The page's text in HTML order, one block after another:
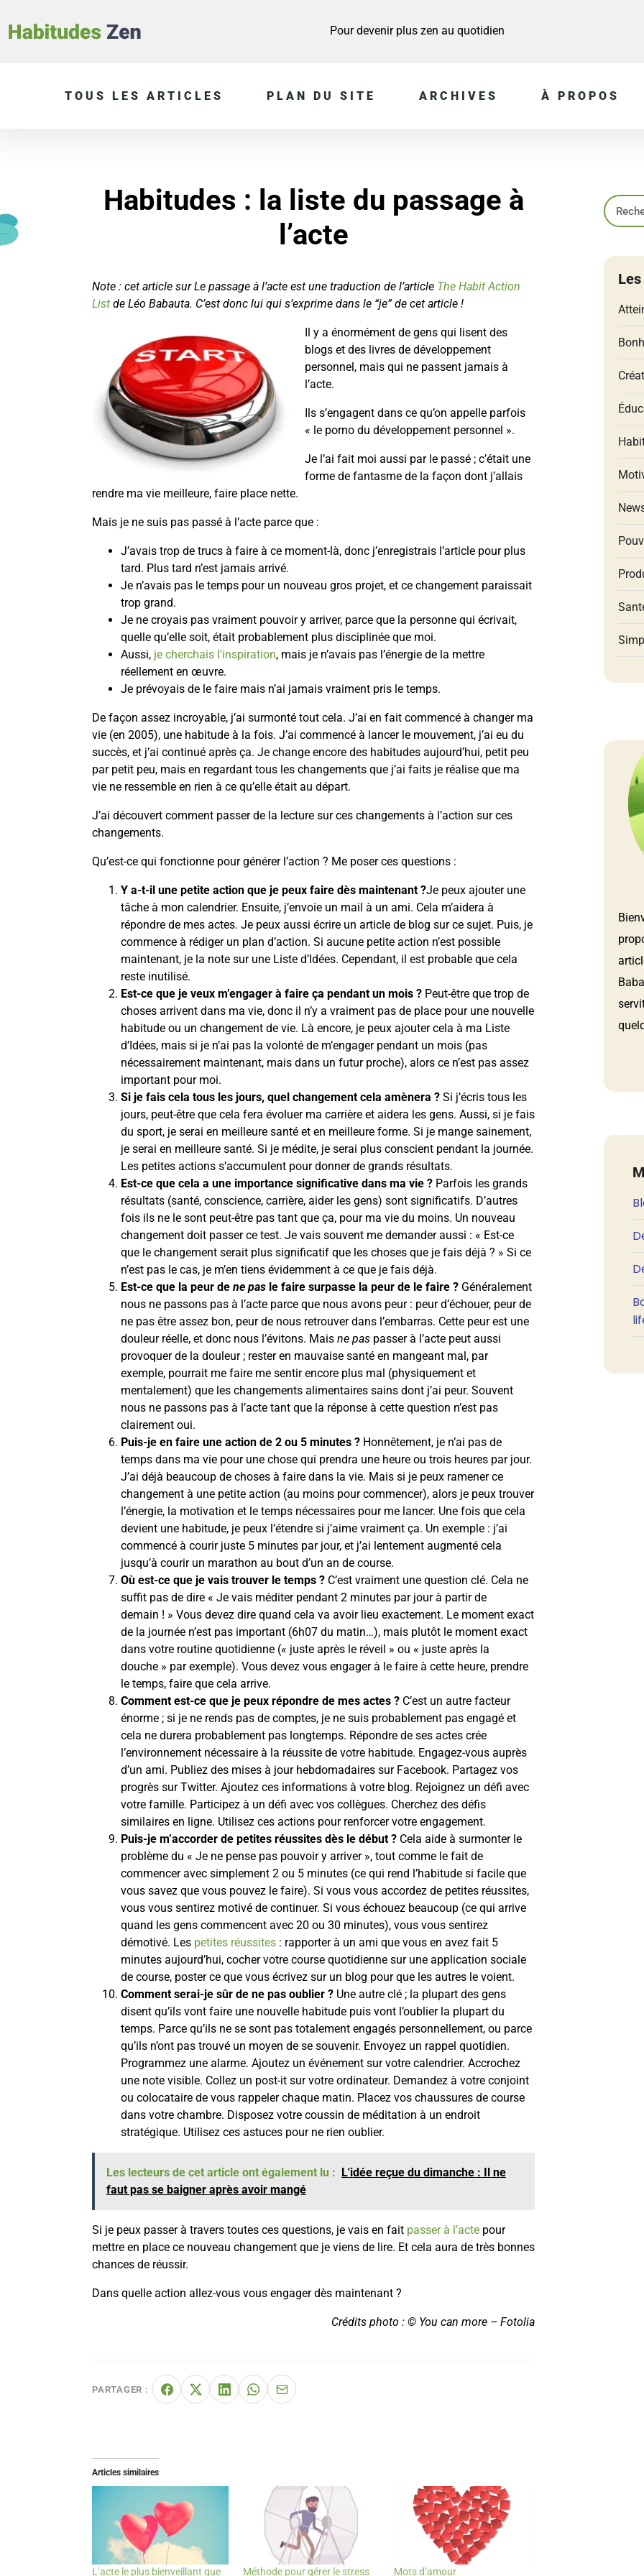
Pour devenir plus zen au quotidien
TOUS LES ARTICLES PLAN DU SITE ARCHIVES À PROPOS
Habitudes : la liste du passage à
l’acte
Note : cet article sur Le passage à l’acte est une traduction de l’article The Habit Action
List de Léo Babauta. C’est donc lui qui s’exprime dans le “je” de cet article !
Il y a énormément de gens qui lisent des
blogs et des livres de développement
personnel, mais qui ne passent jamais à
l’acte.
Ils s’engagent dans ce qu’on appelle parfois
« le porno du développement personnel ».
Je l’ai fait moi aussi par le passé ; c’était une
forme de fantasme de la façon dont j’allais
rendre ma vie meilleure, faire place nette.
Mais je ne suis pas passé à l’acte parce que :
J’avais trop de trucs à faire à ce moment-là, donc j’enregistrais l’article pour plus
tard. Plus tard n’est jamais arrivé.
Je n’avais pas le temps pour un nouveau gros projet, et ce changement paraissait
trop grand.
Je ne croyais pas vraiment pouvoir y arriver, parce que la personne qui écrivait,
quelle qu’elle soit, était probablement plus disciplinée que moi.
Aussi, je cherchais l’inspiration, mais je n’avais pas l’énergie de la mettre
réellement en œuvre.
Je prévoyais de le faire mais n’ai jamais vraiment pris le temps.
De façon assez incroyable, j’ai surmonté tout cela. J’ai en fait commencé à changer ma
vie (en 2005), une habitude à la fois. J’ai commencé à lancer le mouvement, j’ai eu du
succès, et j’ai continué après ça. Je change encore des habitudes aujourd’hui, petit peu
par petit peu, mais en regardant tous les changements que j’ai faits je réalise que ma
vie ne ressemble en rien à ce qu’elle était au départ.
J’ai découvert comment passer de la lecture sur ces changements à l’action sur ces
changements.
Qu’est-ce qui fonctionne pour générer l’action ? Me poser ces questions :
Y a-t-il une petite action que je peux faire dès maintenant ?Je peux ajouter une
tâche à mon calendrier. Ensuite, j’envoie un mail à un ami. Cela m’aidera à
répondre de mes actes. Je peux aussi écrire un article de blog sur ce sujet. Puis, je
commence à rédiger un plan d’action. Si aucune petite action n’est possible
maintenant, je la note sur une Liste d’Idées. Cependant, il est probable que cela
reste inutilisé.
Est-ce que je veux m’engager à faire ça pendant un mois ? Peut-être que trop de
choses arrivent dans ma vie, donc il n’y a vraiment pas de place pour une nouvelle
habitude ou un changement de vie. Là encore, je peux ajouter cela à ma Liste
d’Idées, mais si je n’ai pas la volonté de m’engager pendant un mois (pas
nécessairement maintenant, mais dans un futur proche), alors ce n’est pas assez
important pour moi.
Si je fais cela tous les jours, quel changement cela amènera ? Si j’écris tous les
jours, peut-être que cela fera évoluer ma carrière et aidera les gens. Aussi, si je fais
du sport, je serai en meilleure santé et en meilleure forme. Si je mange sainement,
je serai en meilleure santé. Si je médite, je serai plus conscient pendant la journée.
Les petites actions s’accumulent pour donner de grands résultats.
Est-ce que cela a une importance significative dans ma vie ? Parfois les grands
résultats (santé, conscience, carrière, aider les gens) sont significatifs. D’autres
fois ils ne le sont peut-être pas tant que ça, pour ma vie du moins. Un nouveau
changement doit passer ce test. Je vais souvent me demander aussi : « Est-ce
que le changement serait plus significatif que les choses que je fais déjà ? » Si ce
n’est pas le cas, je m’en tiens évidemment à ce que je fais déjà.
Est-ce que la peur de ne pas le faire surpasse la peur de le faire ? Généralement
nous ne passons pas à l’acte parce que nous avons peur : peur d’échouer, peur de
ne pas être assez bon, peur de nous retrouver dans l’embarras. Cette peur est une
douleur réelle, et donc nous l’évitons. Mais ne pas passer à l’acte peut aussi
provoquer de la douleur ; rester en mauvaise santé en mangeant mal, par
exemple, pourrait me faire me sentir encore plus mal (physiquement et
mentalement) que les changements alimentaires sains dont j’ai peur. Souvent
nous ne passons pas à l’acte tant que la réponse à cette question n’est pas
clairement oui.
Puis-je en faire une action de 2 ou 5 minutes ? Honnêtement, je n’ai pas de
temps dans ma vie pour une chose qui prendra une heure ou trois heures par jour.
J’ai déjà beaucoup de choses à faire dans la vie. Mais si je peux ramener ce
changement à une petite action (au moins pour commencer), alors je peux trouver
l’énergie, la motivation et le temps nécessaires pour me lancer. Une fois que cela
devient une habitude, je peux l’étendre si j’aime vraiment ça. Un exemple : j’ai
commencé à courir juste 5 minutes par jour, et j’ai lentement augmenté cela
jusqu’à courir un marathon au bout d’un an de course.
Où est-ce que je vais trouver le temps ? C’est vraiment une question clé. Cela ne
suffit pas de dire « Je vais méditer pendant 2 minutes par jour à partir de
demain ! » Vous devez dire quand cela va avoir lieu exactement. Le moment exact
de la journée n’est pas important (6h07 du matin…), mais plutôt le moment exact
dans votre routine quotidienne (« juste après le réveil » ou « juste après la
douche » par exemple). Vous devez vous engager à le faire à cette heure, prendre
le temps, faire que cela arrive.
Comment est-ce que je peux répondre de mes actes ? C’est un autre facteur
énorme ; si je ne rends pas de comptes, je ne suis probablement pas engagé et
cela ne durera probablement pas longtemps. Répondre de ses actes crée
l’environnement nécessaire à la réussite de votre habitude. Engagez-vous auprès
d’un ami. Publiez des mises à jour hebdomadaires sur Facebook. Partagez vos
progrès sur Twitter. Ajoutez ces informations à votre blog. Rejoignez un défi avec
votre famille. Participez à un défi avec vos collègues. Cherchez des défis
similaires en ligne. Utilisez ces actions pour renforcer votre engagement.
Puis-je m’accorder de petites réussites dès le début ? Cela aide à surmonter le
problème du « Je ne pense pas pouvoir y arriver », tout comme le fait de
commencer avec simplement 2 ou 5 minutes (ce qui rend l’habitude si facile que
vous savez que vous pouvez le faire). Si vous vous accordez de petites réussites,
vous vous sentirez motivé de continuer. Si vous échouez beaucoup (ce qui arrive
quand les gens commencent avec 20 ou 30 minutes), vous vous sentirez
démotivé. Les petites réussites : rapporter à un ami que vous en avez fait 5
minutes aujourd’hui, cocher votre course quotidienne sur une application sociale
de course, poster ce que vous écrivez sur un blog pour que les autres le voient.
Comment serai-je sûr de ne pas oublier ? Une autre clé ; la plupart des gens
disent qu’ils vont faire une nouvelle habitude puis vont l’oublier la plupart du
temps. Parce qu’ils ne se sont pas totalement engagés personnellement, ou parce
qu’ils n’ont pas trouvé un moyen de se souvenir. Envoyez un rappel quotidien.
Programmez une alarme. Ajoutez un événement sur votre calendrier. Accrochez
une note visible. Collez un post-it sur votre ordinateur. Demandez à votre conjoint
ou colocataire de vous rappeler chaque matin. Placez vos chaussures de course
dans votre chambre. Disposez votre coussin de méditation à un endroit
stratégique. Utilisez ces astuces pour ne rien oublier.
Les lecteurs de cet article ont également lu :
L'idée reçue du dimanche : Il ne
faut pas se baigner après avoir mangé
Si je peux passer à travers toutes ces questions, je vais en fait passer à l’acte pour
mettre en place ce nouveau changement que je viens de lire. Et cela aura de très bonnes
chances de réussir.
Dans quelle action allez-vous vous engager dès maintenant ?
Crédits photo : © You can more – Fotolia
PARTAGER :
Articles similaires
L’acte le plus bienveillant que Méthode pour gérer le stress Mots d’amour